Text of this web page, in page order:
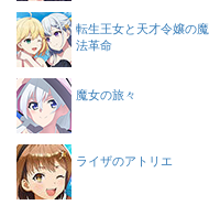
転生王女と天才令嬢の魔
法革命
魔女の旅々
ライザのアトリエ